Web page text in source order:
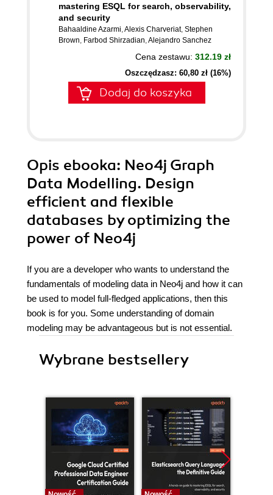
mastering ESQL for search, observability,
and security
Bahaaldine Azarmi,Alexis Charveriat, Stephen
Brown, Farbod Shirzadian,Alejandro Sanchez
Cena zestawu: 312.19 zł
Oszczędzasz: 60,80 zł (16%)
Dodaj do koszyka
Opis ebooka: Neo4j Graph
Data Modelling. Design
efficient and flexible
databases by optimizing the
power of Neo4j
If you are a developer who wants to understand the
fundamentals of modeling data in Neo4j and how it can
be used to model full-fledged applications, then this
book is for you. Some understanding of domain
modeling may be advantageous but is not essential.
Wybrane bestsellery